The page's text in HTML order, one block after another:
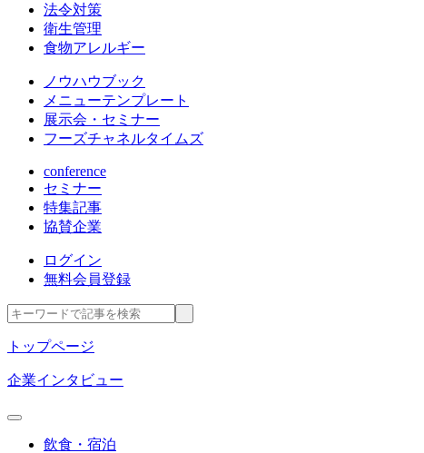
法令対策
衛生管理
食物アレルギー
ノウハウブック
メニューテンプレート
展示会・セミナー
フーズチャネルタイムズ
conference
セミナー
特集記事
協賛企業
ログイン
無料会員登録
トップページ
企業インタビュー
飲食・宿泊